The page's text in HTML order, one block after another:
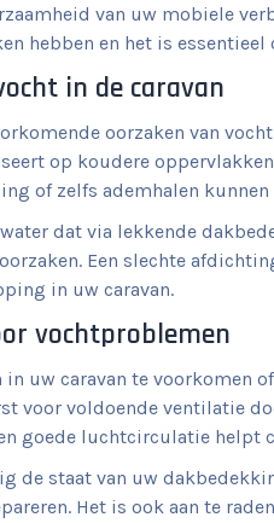
van uw mobiele
hebben en het is
in de caravan
oorzaken van
op koudere
of zelfs ademhalen
dat via lekkende
Een slechte
in uw caravan.
vochtproblemen
uw caravan te voorkomen
voor voldoende ventilatie
goede luchtcirculatie helpt
de staat van uw
Het is ook aan te